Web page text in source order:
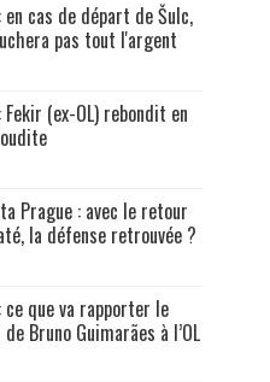
cas de départ de Šulc,
pas tout l'argent
(ex-OL) rebondit en
Prague : avec le retour
la défense retrouvée ?
que va rapporter le
Bruno Guimarães à l’OL